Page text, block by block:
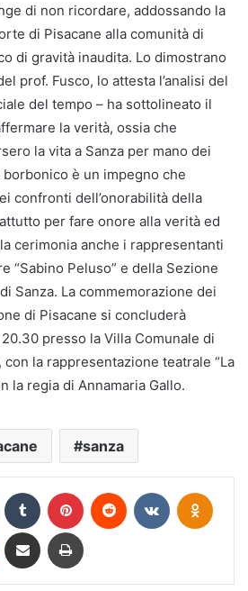
di non ricordare, addossando la
di Pisacane alla comunità di
di gravità inaudita. Lo dimostrano
prof. Fusco, lo attesta l’analisi del
del tempo – ha sottolineato il
la verità, ossia che
la vita a Sanza per mano dei
è un impegno che
confronti dell’onorabilità della
per fare onore alla verità ed
cerimonia anche i rappresentanti
“Sabino Peluso” e della Sezione
Sanza. La commemorazione dei
di Pisacane si concluderà
presso la Villa Comunale di
con la rappresentazione teatrale “La
la regia di Annamaria Gallo.
sanza
LinkedIn Tumblr Pinterest Reddit VKontakte
WhatsAppCondividi via mail Stampa